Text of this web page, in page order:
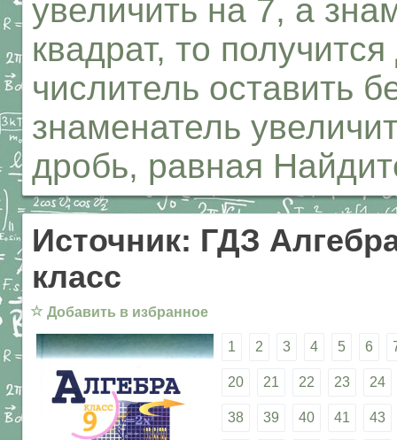
увеличить на 7, а
квадрат, то
числитель оставить
знаменатель
дробь, равная
Источник: ГДЗ
класс
☆ Добавить в избранное
1 2 3 4 5 6
20 21 22 23 24
38 39 40 41 43